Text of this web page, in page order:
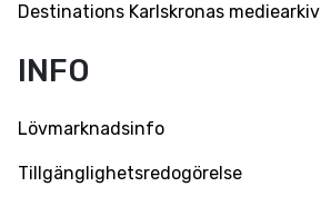
Destinations Karlskronas mediearkiv
INFO
Lövmarknadsinfo
Tillgänglighetsredogörelse